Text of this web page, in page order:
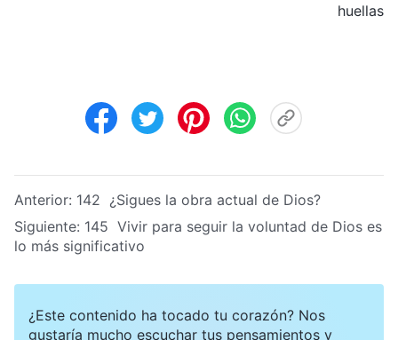
huellas
Anterior: 142 ¿Sigues la obra actual de Dios?
Siguiente: 145 Vivir para seguir la voluntad de Dios es
lo más significativo
¿Este contenido ha tocado tu corazón? Nos
gustaría mucho escuchar tus pensamientos y